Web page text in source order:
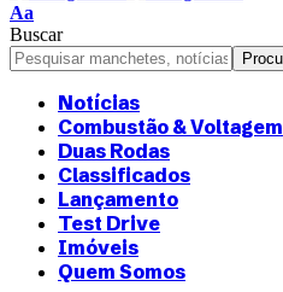
Font
Resizer
Aa
Buscar
Notícias
Combustão & Voltagem
Duas Rodas
Classificados
Lançamento
Test Drive
Imóveis
Quem Somos